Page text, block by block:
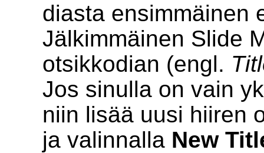
diasta ensimmäinen
Jälkimmäinen Slide
otsikkodian (engl.
Jos sinulla on vain
niin lisää uusi hiiren
ja valinnalla New